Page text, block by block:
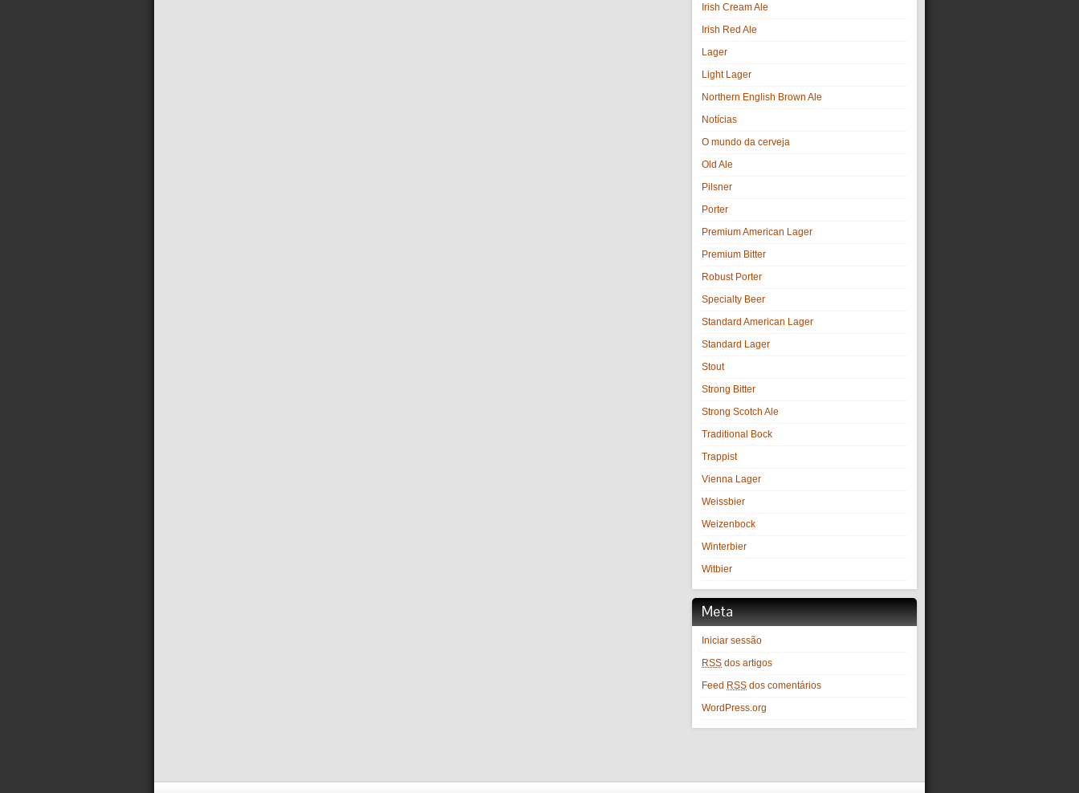
Irish Cream Ale
Irish Red Ale
Lager
Light Lager
Northern English Brown Ale
Notícias
O mundo da cerveja
Old Ale
Pilsner
Porter
Premium American Lager
Premium Bitter
Robust Porter
Specialty Beer
Standard American Lager
Standard Lager
Stout
Strong Bitter
Strong Scotch Ale
Traditional Bock
Trappist
Vienna Lager
Weissbier
Weizenbock
Winterbier
Witbier
Meta
Iniciar sessão
RSS dos artigos
Feed RSS dos comentários
WordPress.org